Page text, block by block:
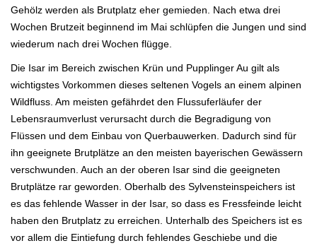
Gehölz werden als Brutplatz eher gemieden. Nach etwa drei
Wochen Brutzeit beginnend im Mai schlüpfen die Jungen und sind
wiederum nach drei Wochen flügge.
Die Isar im Bereich zwischen Krün und Pupplinger Au gilt als
wichtigstes Vorkommen dieses seltenen Vogels an einem alpinen
Wildfluss. Am meisten gefährdet den Flussuferläufer der
Lebensraumverlust verursacht durch die Begradigung von
Flüssen und dem Einbau von Querbauwerken. Dadurch sind für
ihn geeignete Brutplätze an den meisten bayerischen Gewässern
verschwunden. Auch an der oberen Isar sind die geeigneten
Brutplätze rar geworden. Oberhalb des Sylvensteinspeichers ist
es das fehlende Wasser in der Isar, so dass es Fressfeinde leicht
haben den Brutplatz zu erreichen. Unterhalb des Speichers ist es
vor allem die Eintiefung durch fehlendes Geschiebe und die